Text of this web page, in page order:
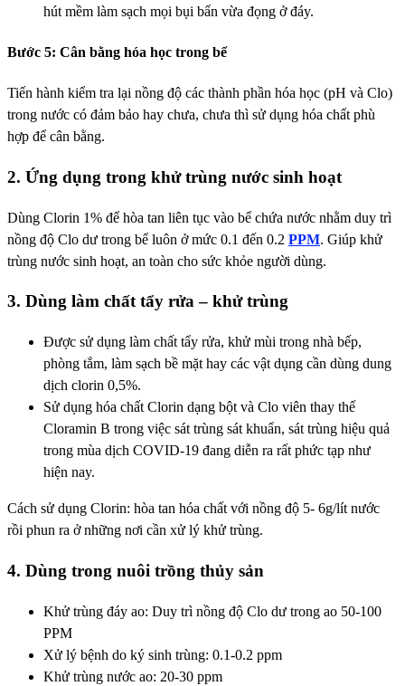
hút mềm làm sạch mọi bụi bẩn vừa đọng ở đáy.
Bước 5: Cân bằng hóa học trong bể
Tiến hành kiểm tra lại nồng độ các thành phần hóa học (pH và Clo)
trong nước có đảm bảo hay chưa, chưa thì sử dụng hóa chất phù
hợp để cân bằng.
2. Ứng dụng trong khử trùng nước sinh hoạt
Dùng Clorin 1% để hòa tan liên tục vào bể chứa nước nhằm duy trì
nồng độ Clo dư trong bể luôn ở mức 0.1 đến 0.2 PPM. Giúp khử
trùng nước sinh hoạt, an toàn cho sức khỏe người dùng.
3. Dùng làm chất tẩy rửa – khử trùng
Được sử dụng làm chất tẩy rửa, khử mùi trong nhà bếp,
phòng tắm, làm sạch bề mặt hay các vật dụng cần dùng dung
dịch clorin 0,5%.
Sử dụng hóa chất Clorin dạng bột và Clo viên thay thế
Cloramin B trong việc sát trùng sát khuẩn, sát trùng hiệu quả
trong mùa dịch COVID-19 đang diễn ra rất phức tạp như
hiện nay.
Cách sử dụng Clorin: hòa tan hóa chất với nồng độ 5- 6g/lít nước
rồi phun ra ở những nơi cần xử lý khử trùng.
4. Dùng trong nuôi trồng thủy sản
Khử trùng đáy ao: Duy trì nồng độ Clo dư trong ao 50-100
PPM
Xử lý bệnh do ký sinh trùng: 0.1-0.2 ppm
Khử trùng nước ao: 20-30 ppm